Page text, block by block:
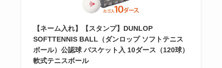
【ネーム入れ】【スタンプ】DUNLOP
SOFTTENNIS BALL（ダンロップ ソフトテニス
ボール）公認球 バスケット入 10ダース（120球）
軟式テニスボール